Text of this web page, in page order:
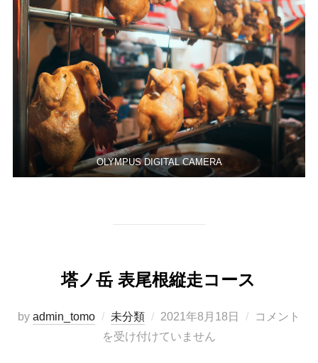
OLYMPUS DIGITAL CAMERA
塔ノ岳 表尾根縦走コース
by admin_tomo 未分類
投
稿
2021年8月18日
コメント
を受け付けていません